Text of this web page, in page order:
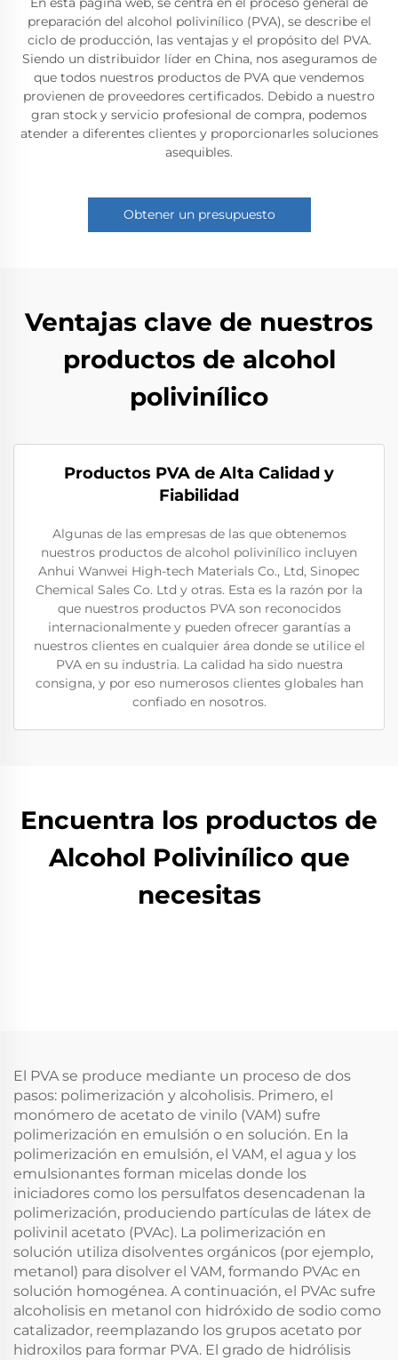
preparación del alcohol polivinílico (PVA), se describe el
ciclo de producción, las ventajas y el propósito del PVA.
Siendo un distribuidor líder en China, nos aseguramos de
que todos nuestros productos de PVA que vendemos
provienen de proveedores certificados. Debido a nuestro
gran stock y servicio profesional de compra, podemos
atender a diferentes clientes y proporcionarles soluciones
asequibles.
Obtener un presupuesto
Ventajas clave de nuestros
productos de alcohol
polivinílico
Productos PVA de Alta Calidad y
Fiabilidad
Algunas de las empresas de las que obtenemos
nuestros productos de alcohol polivinílico incluyen
Anhui Wanwei High-tech Materials Co., Ltd, Sinopec
Chemical Sales Co. Ltd y otras. Esta es la razón por la
que nuestros productos PVA son reconocidos
internacionalmente y pueden ofrecer garantías a
nuestros clientes en cualquier área donde se utilice el
PVA en su industria. La calidad ha sido nuestra
consigna, y por eso numerosos clientes globales han
confiado en nosotros.
Encuentra los productos de
Alcohol Polivinílico que
necesitas
El PVA se produce mediante un proceso de dos
pasos: polimerización y alcoholisis. Primero, el
monómero de acetato de vinilo (VAM) sufre
polimerización en emulsión o en solución. En la
polimerización en emulsión, el VAM, el agua y los
emulsionantes forman micelas donde los
iniciadores como los persulfatos desencadenan la
polimerización, produciendo partículas de látex de
polivinil acetato (PVAc). La polimerización en
solución utiliza disolventes orgánicos (por ejemplo,
metanol) para disolver el VAM, formando PVAc en
solución homogénea. A continuación, el PVAc sufre
alcoholisis en metanol con hidróxido de sodio como
catalizador, reemplazando los grupos acetato por
hidroxilos para formar PVA. El grado de hidrólisis